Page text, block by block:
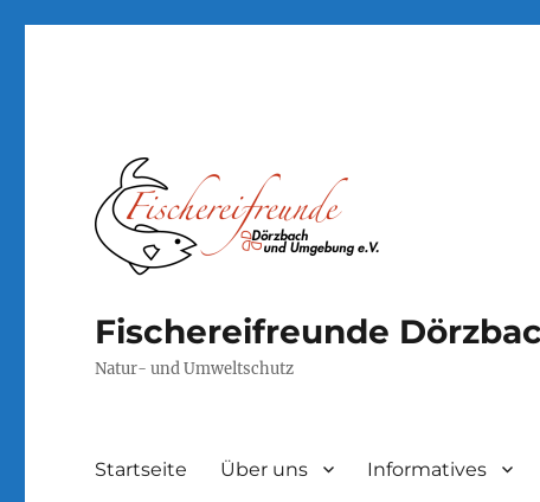
Fischereifreunde
Natur- und Umweltschutz
Startseite Über uns Informatives